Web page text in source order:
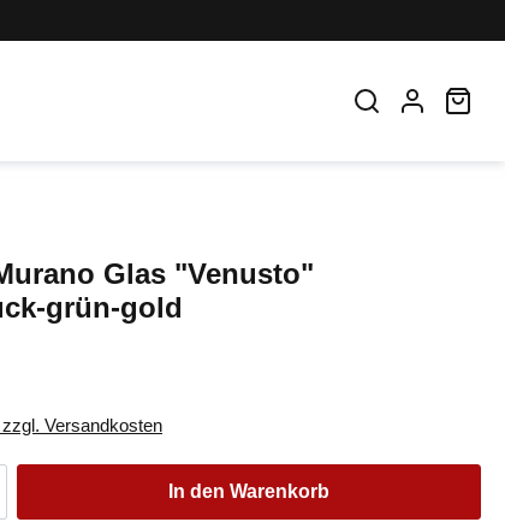
Glas "Venusto"
grün-gold
Versandkosten
Gib den gewünschten Wert ein
In den Warenkorb